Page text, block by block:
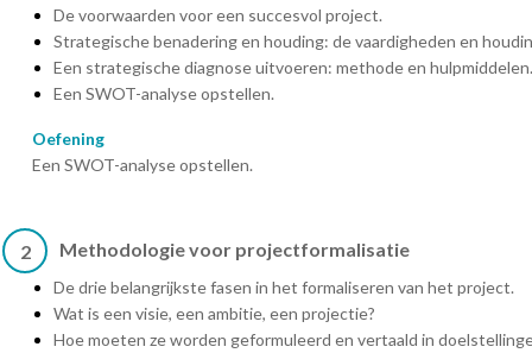
De voorwaarden voor een succesvol project.
Strategische benadering en houding: de vaardigheden en
Een strategische diagnose uitvoeren: methode en hulpmiddelen.
Een SWOT-analyse opstellen.
Oefening
Een SWOT-analyse opstellen.
2 Methodologie voor projectformalisatie
De drie belangrijkste fasen in het formaliseren van het project.
Wat is een visie, een ambitie, een projectie?
Hoe moeten ze worden geformuleerd en vertaald in